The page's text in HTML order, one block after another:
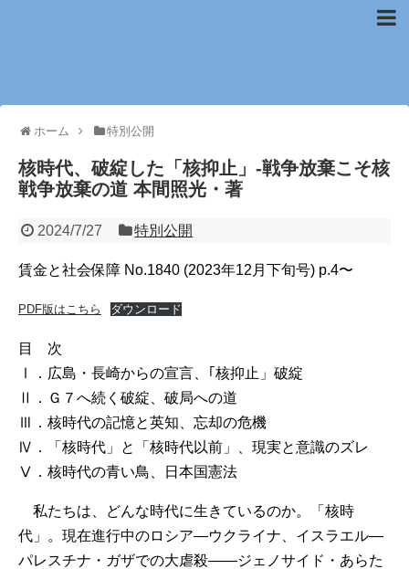
ホーム 特別公開
核時代、破綻した「核抑止」-戦争放棄こそ核
戦争放棄の道 本間照光・著
2024/7/27 特別公開
賃金と社会保障 No.1840 (2023年12月下旬号) p.4〜
PDF版はこちら ダウンロード
目 次
Ⅰ．広島・長崎からの宣言、｢核抑止」破綻
Ⅱ．Ｇ７へ続く破綻、破局への道
Ⅲ．核時代の記憶と英知、忘却の危機
Ⅳ．「核時代」と「核時代以前」、現実と意識のズレ
Ⅴ．核時代の青い鳥、日本国憲法
私たちは、どんな時代に生きているのか。「核時
代」。現在進行中のロシア―ウクライナ、イスラエル―
パレスチナ・ガザでの大虐殺――ジェノサイド・あらた